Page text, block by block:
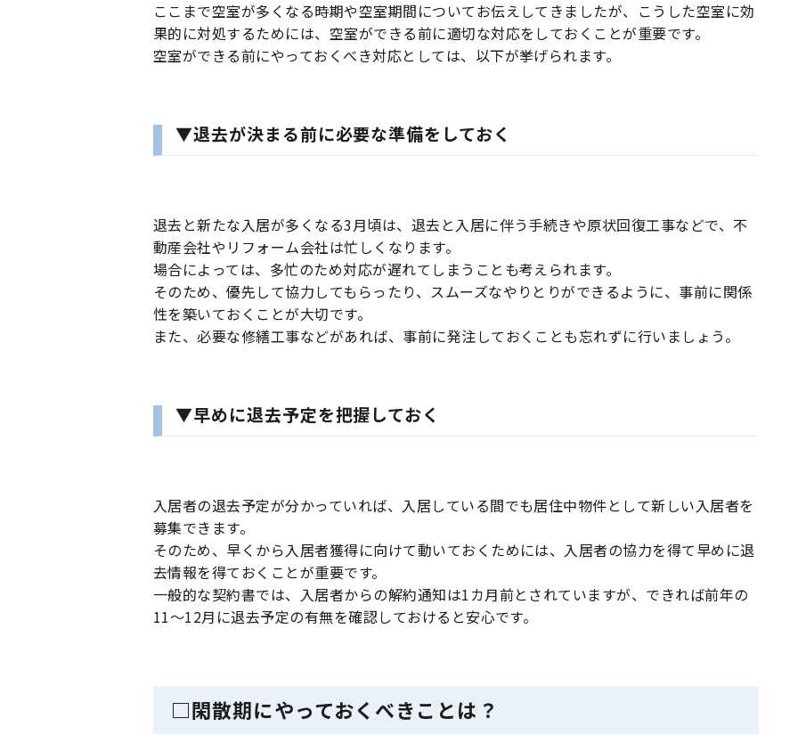
ここまで空室が多くなる時期や空室期間についてお伝えしてきましたが、こうした空室に効
果的に対処するためには、空室ができる前に適切な対応をしておくことが重要です。
空室ができる前にやっておくべき対応としては、以下が挙げられます。
▼退去が決まる前に必要な準備をしておく
退去と新たな入居が多くなる3月頃は、退去と入居に伴う手続きや原状回復工事などで、不
動産会社やリフォーム会社は忙しくなります。
場合によっては、多忙のため対応が遅れてしまうことも考えられます。
そのため、優先して協力してもらったり、スムーズなやりとりができるように、事前に関係
性を築いておくことが大切です。
また、必要な修繕工事などがあれば、事前に発注しておくことも忘れずに行いましょう。
▼早めに退去予定を把握しておく
入居者の退去予定が分かっていれば、入居している間でも居住中物件として新しい入居者を
募集できます。
そのため、早くから入居者獲得に向けて動いておくためには、入居者の協力を得て早めに退
去情報を得ておくことが重要です。
一般的な契約書では、入居者からの解約通知は1カ月前とされていますが、できれば前年の
11～12月に退去予定の有無を確認しておけると安心です。
□閑散期にやっておくべきことは？